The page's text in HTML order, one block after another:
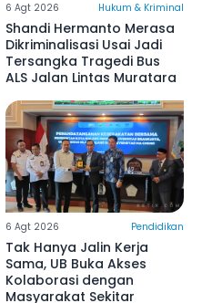
6 Agt 2026 Hukum & Kriminal
Shandi Hermanto Merasa
Dikriminalisasi Usai Jadi
Tersangka Tragedi Bus
ALS Jalan Lintas Muratara
6 Agt 2026 Pendidikan
Tak Hanya Jalin Kerja
Sama, UB Buka Akses
Kolaborasi dengan
Masyarakat Sekitar